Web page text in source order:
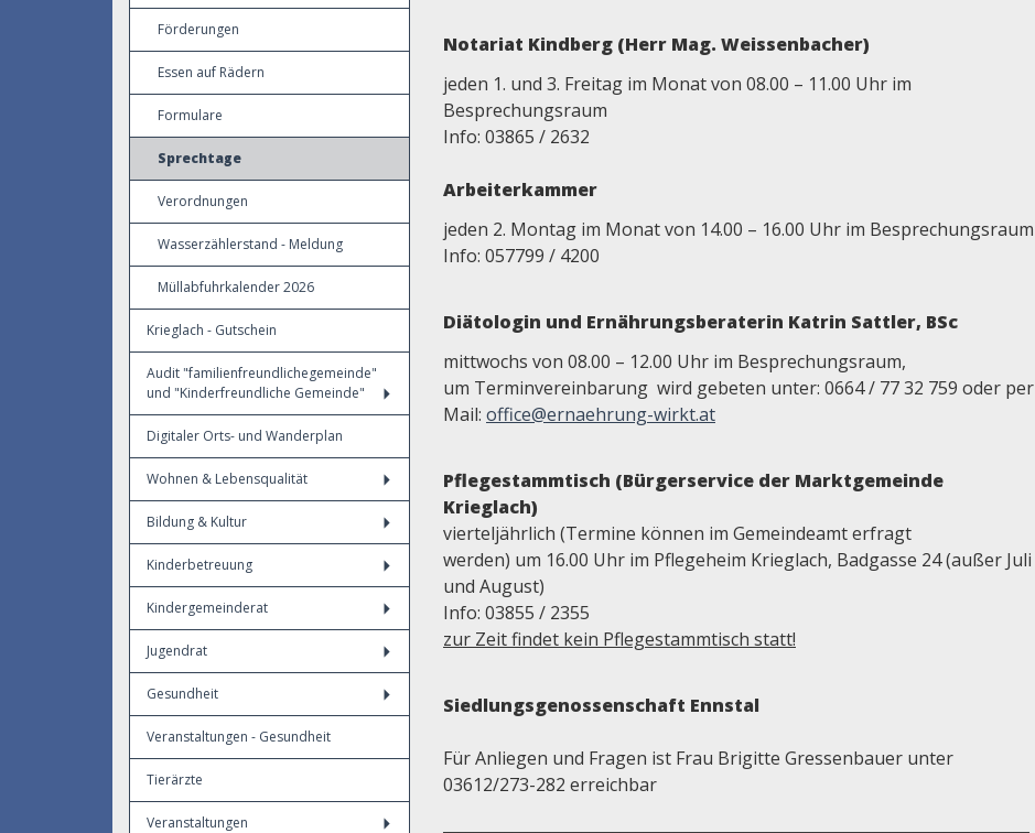
Förderungen
Essen auf Rädern
Formulare
Sprechtage
Verordnungen
Wasserzählerstand - Meldung
Müllabfuhrkalender 2026
Krieglach - Gutschein
Audit "familienfreundlichegemeinde"
und "Kinderfreundliche Gemeinde"
Digitaler Orts- und Wanderplan
Wohnen & Lebensqualität
Bildung & Kultur
Kinderbetreuung
Kindergemeinderat
Jugendrat
Gesundheit
Veranstaltungen - Gesundheit
Tierärzte
Veranstaltungen
Notariat Kindberg (Herr Mag. Weissenbacher)
jeden 1. und 3. Freitag im Monat von 08.00 – 11.00 Uhr im
Besprechungsraum
Info: 03865 / 2632
Arbeiterkammer
jeden 2. Montag im Monat von 14.00 – 16.00 Uhr im Besprechungsraum
Info: 057799 / 4200
Diätologin und Ernährungsberaterin Katrin Sattler, BSc
mittwochs von 08.00 – 12.00 Uhr im Besprechungsraum,
um Terminvereinbarung wird gebeten unter: 0664 / 77 32 759 oder per
Mail: office@ernaehrung-wirkt.at
Pflegestammtisch (Bürgerservice der Marktgemeinde
Krieglach)
vierteljährlich (Termine können im Gemeindeamt erfragt
werden) um 16.00 Uhr im Pflegeheim Krieglach, Badgasse 24 (außer Juli
und August)
Info: 03855 / 2355
zur Zeit findet kein Pflegestammtisch statt!
Siedlungsgenossenschaft Ennstal
Für Anliegen und Fragen ist Frau Brigitte Gressenbauer unter
03612/273-282 erreichbar